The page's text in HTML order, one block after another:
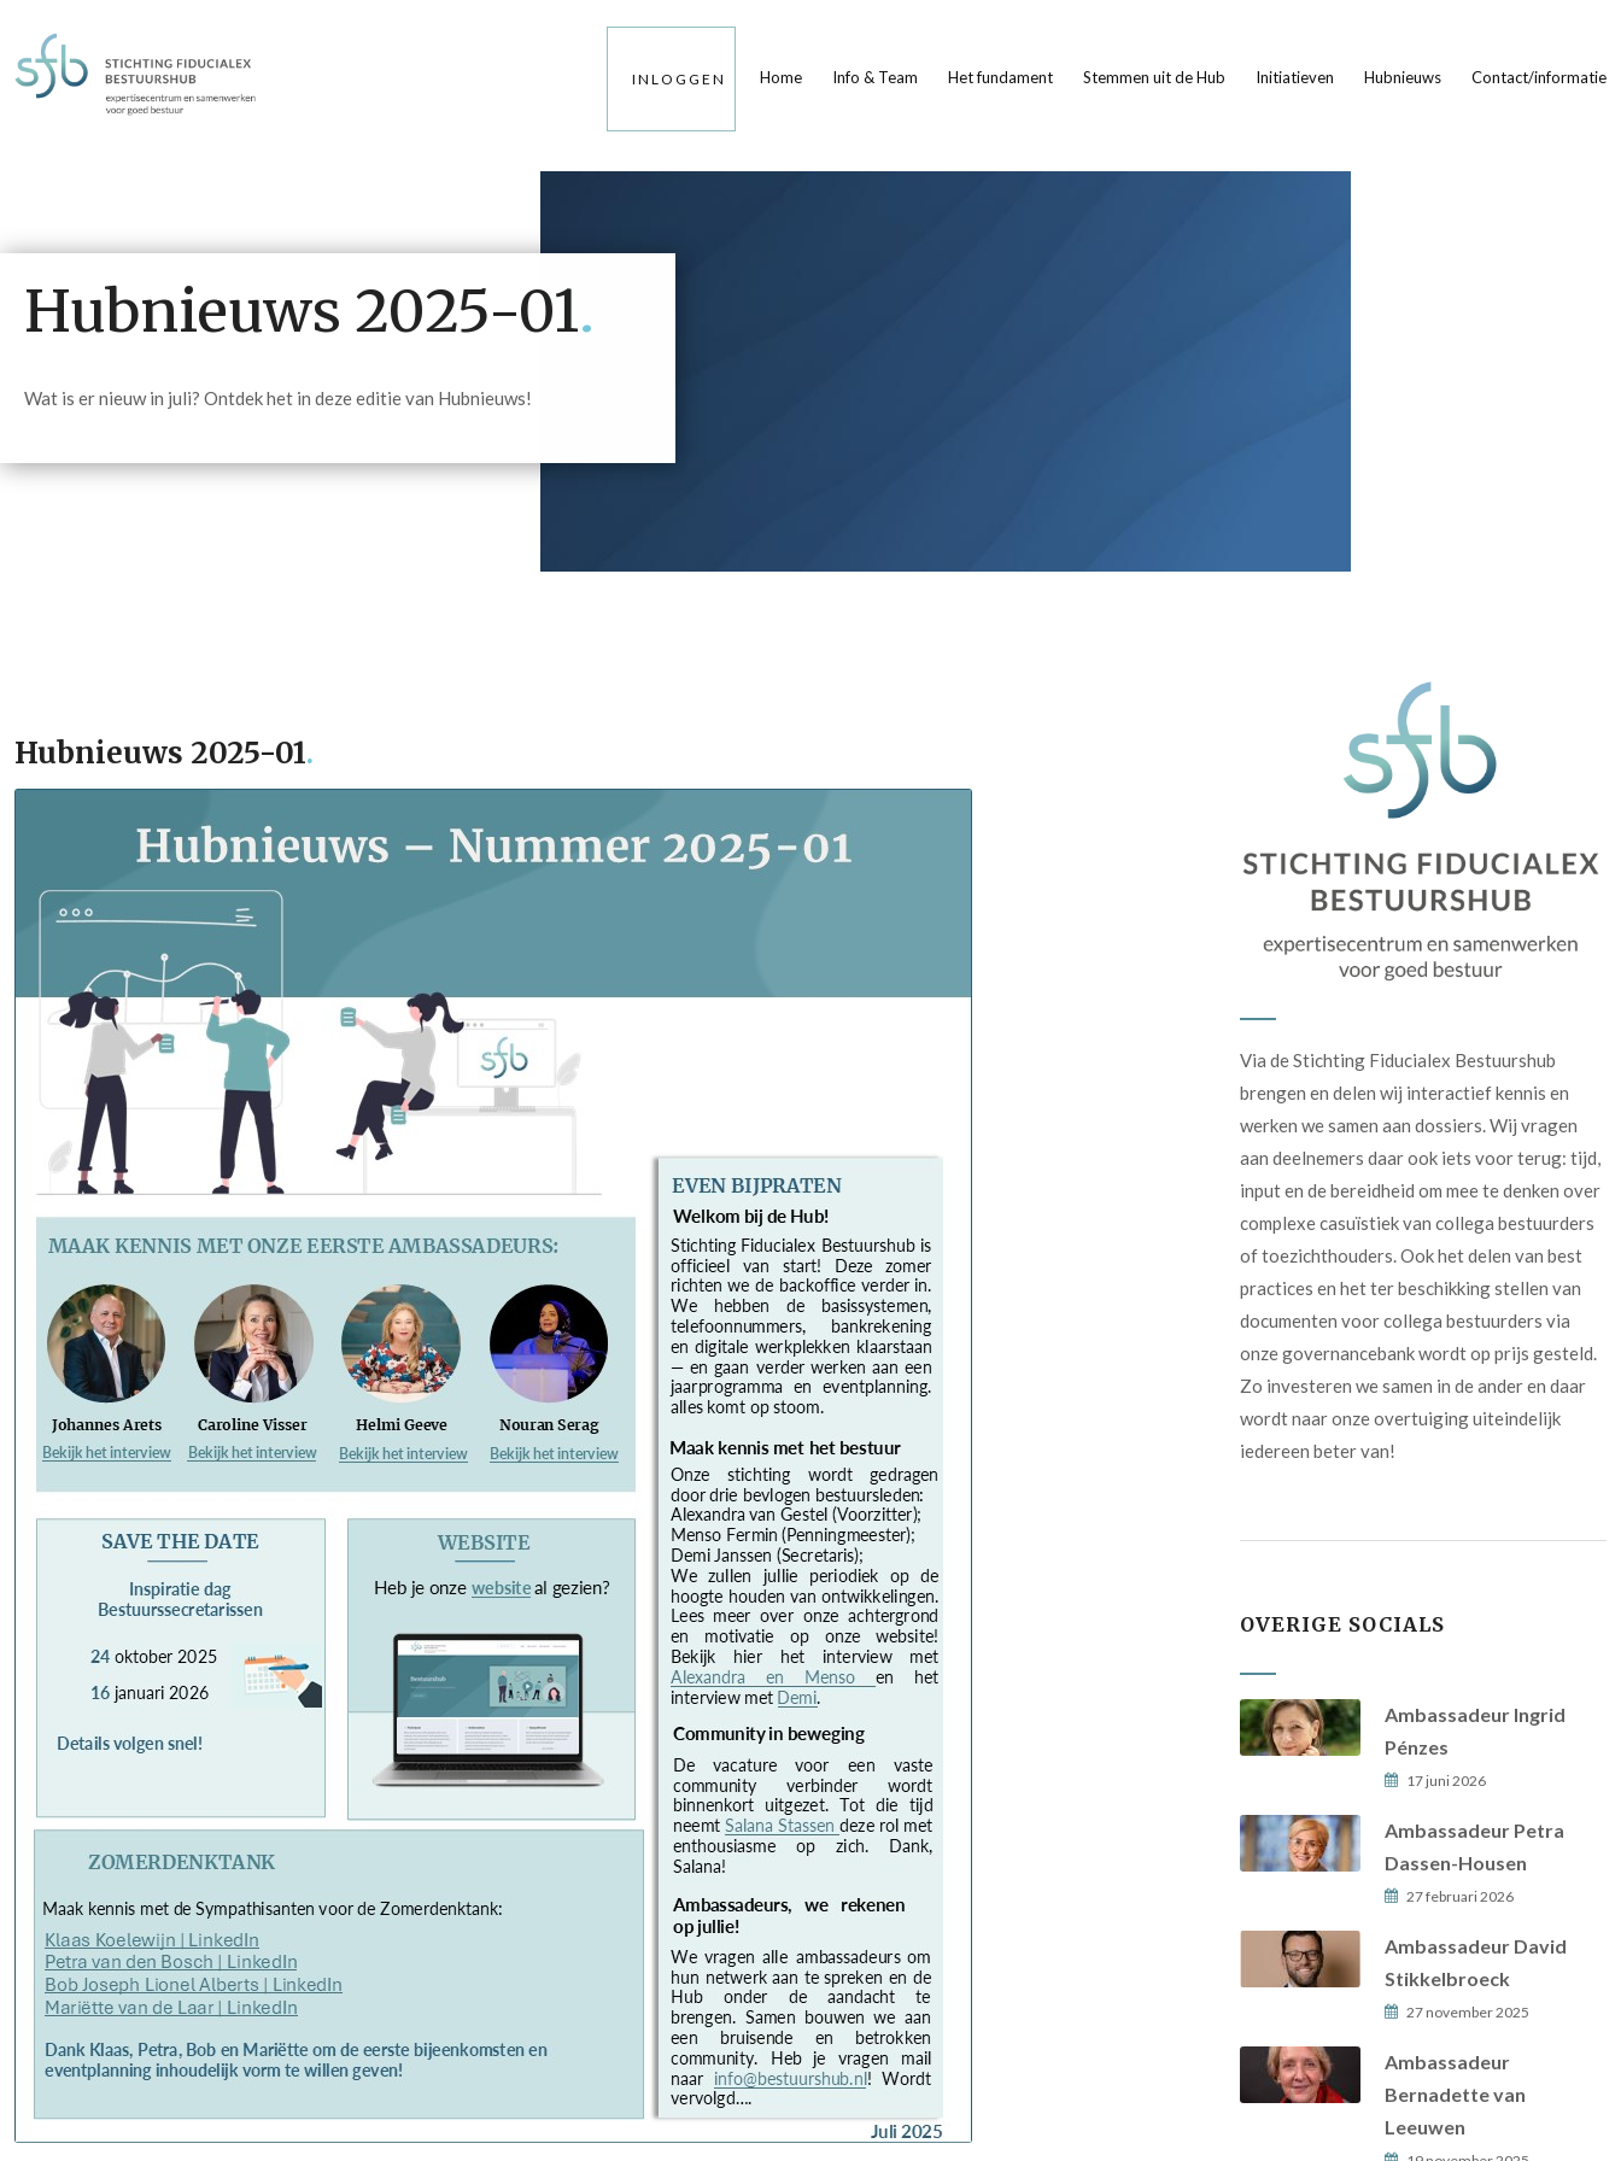
INLOGGEN Home Info & Team Het fundament Stemmen uit de Hub Initiatieven Hubnieuws Contact/informatie
Hubnieuws 2025-01.
Wat is er nieuw in juli? Ontdek het in deze editie van Hubnieuws!
Hubnieuws 2025-01.
Via de Stichting Fiducialex Bestuurshub
brengen en delen wij interactief kennis en
werken we samen aan dossiers. Wij vragen
aan deelnemers daar ook iets voor terug: tijd,
input en de bereidheid om mee te denken over
complexe casuïstiek van collega bestuurders
of toezichthouders. Ook het delen van best
practices en het ter beschikking stellen van
documenten voor collega bestuurders via
onze governancebank wordt op prijs gesteld.
Zo investeren we samen in de ander en daar
wordt naar onze overtuiging uiteindelijk
iedereen beter van!
OVERIGE SOCIALS
Ambassadeur Ingrid
Pénzes
17 juni 2026
Ambassadeur Petra
Dassen-Housen
27 februari 2026
Ambassadeur David
Stikkelbroeck
27 november 2025
Ambassadeur
Bernadette van
Leeuwen